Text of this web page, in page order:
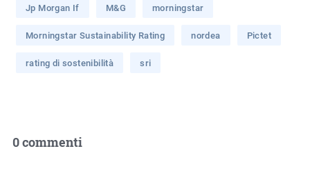
Jp Morgan If M&G morningstar
Morningstar Sustainability Rating nordea Pictet
rating di sostenibilità sri
0 commenti